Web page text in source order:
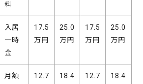
料
入居
一時
金
17.5
万円
25.0
万円
17.5
万円
25.0
万円
月額
12.7
18.4
12.7
18.4